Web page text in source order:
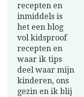
recepten en
inmiddels is
het een blog
vol kidsproof
recepten en
waar ik tips
deel waar mijn
kinderen, ons
gezin en ik blij